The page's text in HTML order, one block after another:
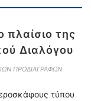
της
Διαλόγου
ΠΡΟΔΙΑΓΡΑΦΩΝ
τύπου